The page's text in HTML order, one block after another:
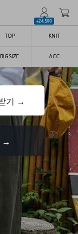
+24,500
TOP KNIT
BIGSIZE ACC
기 →
→